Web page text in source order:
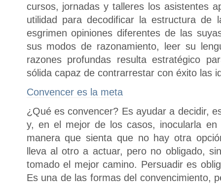
cursos, jornadas y talleres los asistentes
utilidad para decodificar la estructura de
esgrimen opiniones diferentes de las
sus modos de razonamiento, leer su
razones profundas resulta estratégico
sólida capaz de contrarrestar con éxito las
Convencer es la meta
¿Qué es convencer? Es ayudar a decidir,
y, en el mejor de los casos, inocularla
manera que sienta que no hay otra
lleva al otro a actuar, pero no obligado,
tomado el mejor camino. Persuadir es
Es una de las formas del convencimiento,